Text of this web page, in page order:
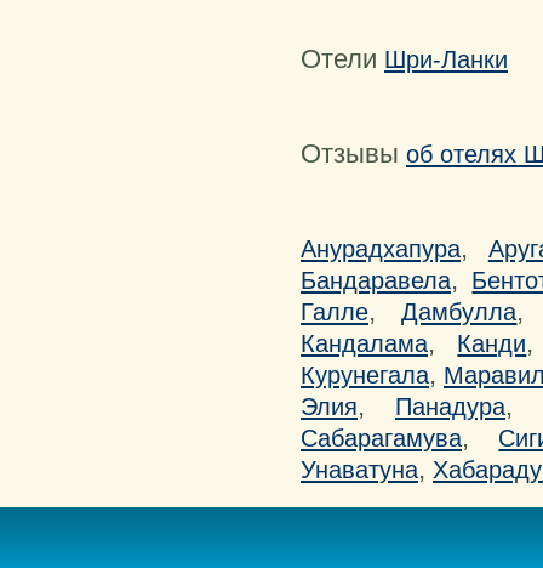
Отели Шри-Ланки
Отзывы об отелях
Анурадхапура,
Бандаравела,
Галле,Дамбулла
Кандалама, Канди
Курунегала,
Элия, Панадура,
Сабарагамува,
Унаватуна,